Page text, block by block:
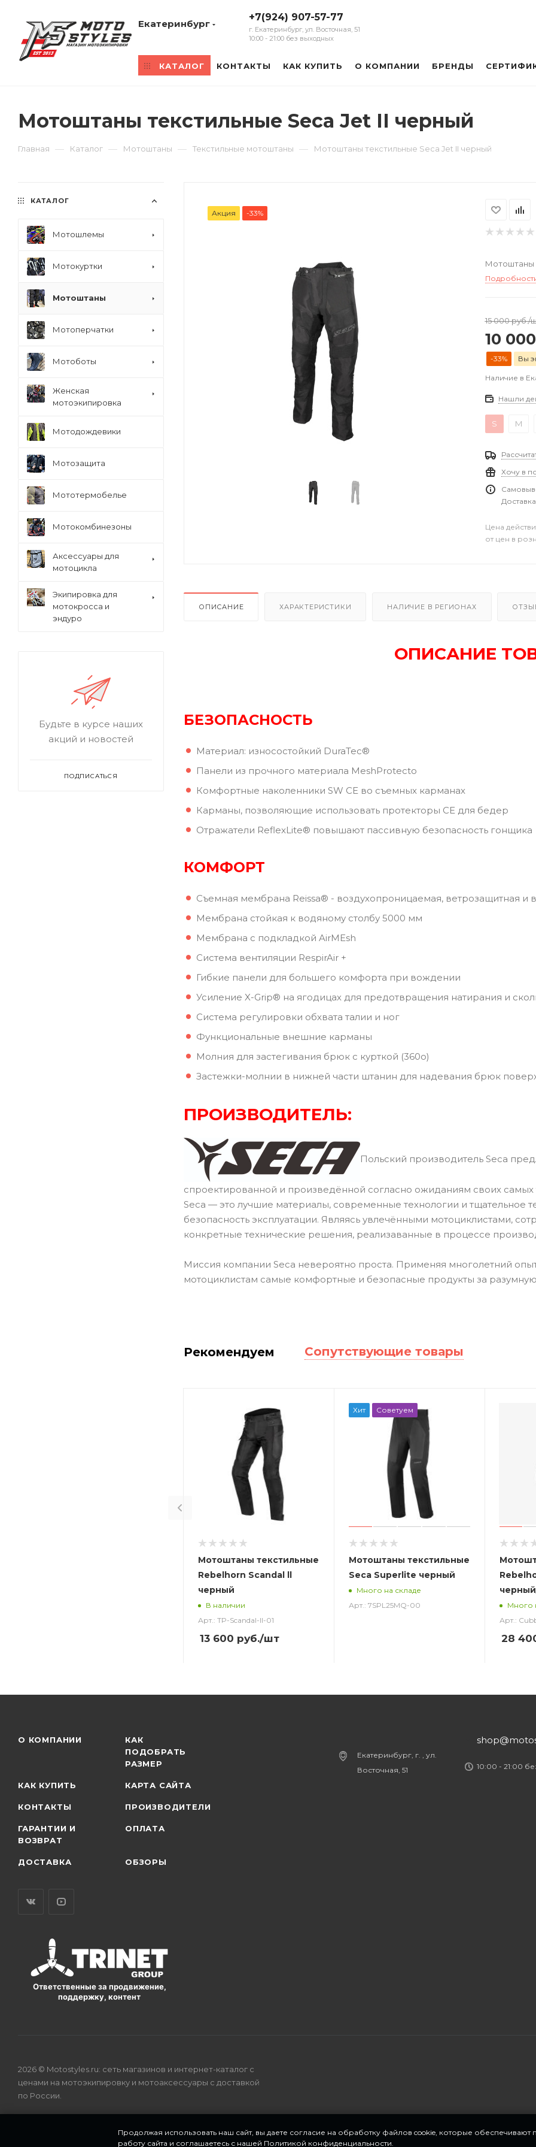
Екатеринбург
+7(924) 907-57-77
г. Екатеринбург, ул. Восточная, 51
10:00 - 21:00 без выходных
КАТАЛОГ КОНТАКТЫ КАК КУПИТЬ О КОМПАНИИ БРЕНДЫ
Мотоштаны текстильные Seca Jet II черный
Главная — Каталог — Мотоштаны — Текстильные мотоштаны — Мотоштаны текстильные Seca Jet II черный
Акция -33%
Мотоштаны
15 000руб./
10 000
-33% Вы
Наличие в
Нашли
S M
Хочу в
Цена
от цен в
ОПИСАНИЕ ХАРАКТЕРИСТИКИ НАЛИЧИЕ В РЕГИОНАХ
ОПИСАНИЕ
БЕЗОПАСНОСТЬ
Материал: износостойкий DuraTec®
Панели из прочного материала MeshProtecto
Комфортные наколенники SW CE во съемных карманах
Карманы, позволяющие использовать протекторы CE для бедер
Отражатели ReflexLite® повышают пассивную безопасность гонщика
КОМФОРТ
Съемная мембрана Reissa® - воздухопроницаемая, ветрозащитная и
Мембрана стойкая к водяному столбу 5000 мм
Мембрана с подкладкой AirMEsh
Система вентиляции RespirAir +
Гибкие панели для большего комфорта при вождении
Усиление X-Grip® на ягодицах для предотвращения натирания и
Система регулировки обхвата талии и ног
Функциональные внешние карманы
Молния для застегивания брюк с курткой (360o)
Застежки-молнии в нижней части штанин для надевания брюк
ПРОИЗВОДИТЕЛЬ:
Польский производитель Seca
спроектированной и произведённой согласно ожиданиям своих самых
Seca — это лучшие материалы, современные технологии и тщательное
безопасность эксплуатации. Являясь увлечёнными мотоциклистами,
конкретные технические решения, реализаванные в процессе
Миссия компании Seca невероятно проста. Применяя многолетний
мотоциклистам самые комфортные и безопасные продукты за
Рекомендуем Сопутствующие товары
Мотоштаны текстильные
Rebelhorn Scandal ll
черный
В наличии
Арт.: TP-Scandal-ll-01
13 600 руб./шт
Хит Советуем
Мотоштаны текстильные
Seca Superlite черный
Много на складе
Арт.: 7SPL25MQ-00
Много
Арт.:
28
КАТАЛОГ
Мотошлемы
Мотокуртки
Мотоштаны
Мотоперчатки
Мотоботы
Женская
мотоэкипировка
Мотодождевики
Мотозащита
Мототермобелье
Мотокомбинезоны
Аксессуары для
мотоцикла
Экипировка для
мотокросса и
эндуро
Будьте в курсе наших
акций и новостей
ПОДПИСАТЬСЯ
О КОМПАНИИ
КАК
ПОДОБРАТЬ
РАЗМЕР
КАК КУПИТЬ КАРТА САЙТА
КОНТАКТЫ ПРОИЗВОДИТЕЛИ
ГАРАНТИИ И
ВОЗВРАТ
ОПЛАТА
ДОСТАВКА ОБЗОРЫ
Ответственные за продвижение,
поддержку, контент
Екатеринбург, г. , ул.
Восточная, 51
10:00 - 21:00
2026 © Motostyles.ru: сеть магазинов и интернет-каталог с
ценами на мотоэкипировку и мотоаксессуары с доставкой
по России.
Продолжая использовать наш сайт, вы даете согласие на обработку файлов cookie, которые обеспечивают
работу сайта и соглашаетесь с нашей Политикой конфиденциальности.